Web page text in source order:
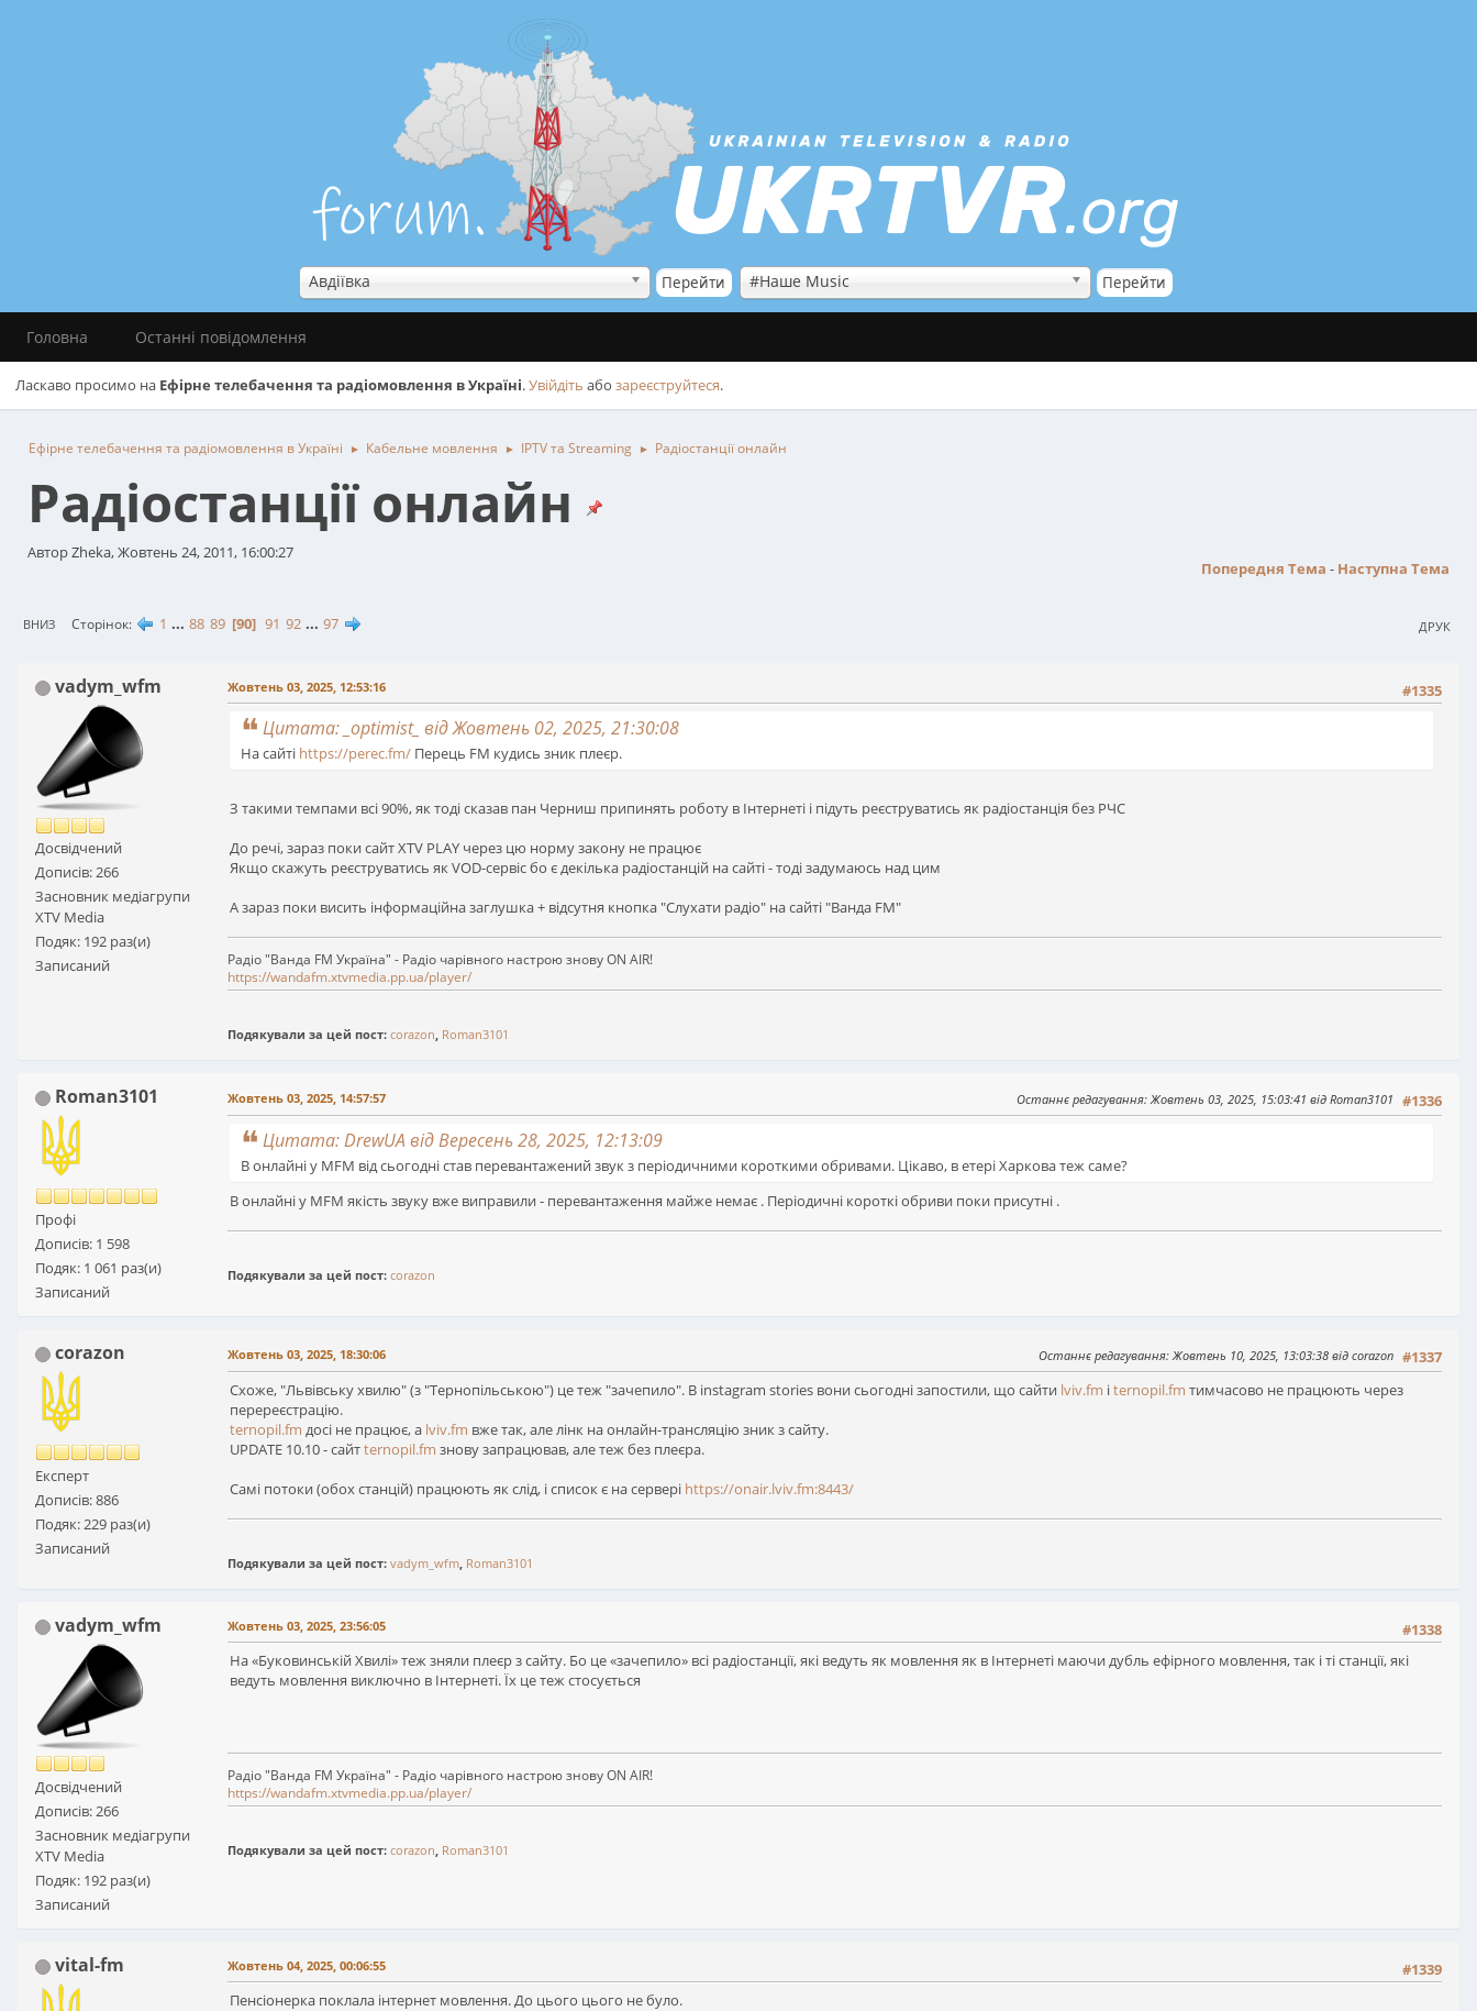
Авдіївка #Наше Music
Головна Останні повідомлення
Ласкаво просимо на Ефірне телебачення та радіомовлення в Україні.Увійдіть або зареєструйтеся.
Ефірне телебачення та радіомовлення в Україні ► Кабельне мовлення ► IPTV та Streaming ► Радіостанції онлайн
Радіостанції онлайн
Автор Zheka, Жовтень 24, 2011, 16:00:27
Попередня Тема - Наступна Тема
ДРУК
ВНИЗ Сторінок 1 ... 88 89 90 91 92 ... 97
vadym_wfm
Досвідчений
Дописів: 266
Засновник медіагрупи
XTV Media
Подяк: 192 раз(и)
Записаний
#1335
Жовтень 03, 2025, 12:53:16
Цитата: _optimist_ від Жовтень 02, 2025, 21:30:08
На сайті https://perec.fm/ Перець FM кудись зник плеєр.
З такими темпами всі 90%, як тоді сказав пан Черниш припинять роботу в Інтернеті і підуть реєструватись як радіостанція без РЧС
До речі, зараз поки сайт XTV PLAY через цю норму закону не працює
Якщо скажуть реєструватись як VOD-сервіс бо є декілька радіостанцій на сайті - тоді задумаюсь над цим
А зараз поки висить інформаційна заглушка + відсутня кнопка "Слухати радіо" на сайті "Ванда FM"
Радіо "Ванда FM Україна" - Радіо чарівного настрою знову ON AIR!
https://wandafm.xtvmedia.pp.ua/player/
Подякували за цей пост: corazon, Roman3101
Roman3101
Профі
Дописів: 1 598
Подяк: 1 061 раз(и)
Записаний
#1336
Жовтень 03, 2025, 14:57:57 Останнє редагування: Жовтень 03, 2025, 15:03:41 від Roman3101
Цитата: DrewUA від Вересень 28, 2025, 12:13:09
В онлайні у MFM від сьогодні став перевантажений звук з періодичними короткими обривами. Цікаво, в етері Харкова теж саме?
В онлайні у MFM якість звуку вже виправили - перевантаження майже немає . Періодичні короткі обриви поки присутні .
Подякували за цей пост: corazon
corazon
Експерт
Дописів: 886
Подяк: 229 раз(и)
Записаний
#1337
Жовтень 03, 2025, 18:30:06 Останнє редагування: Жовтень 10, 2025, 13:03:38 від corazon
Схоже, "Львівську хвилю" (з "Тернопільською") це теж "зачепило". В instagram stories вони сьогодні запостили, що сайти lviv.fm іternopil.fm тимчасово не працюють через
перереєстрацію.
ternopil.fm досі не працює, а lviv.fm вже так, але лінк на онлайн-трансляцію зник з сайту.
UPDATE 10.10 - сайтternopil.fm знову запрацював, але теж без плеєра.
Самі потоки (обох станцій) працюють як слід, і список є на сервері https://onair.lviv.fm:8443/
Подякували за цей пост: vadym_wfm, Roman3101
vadym_wfm
Досвідчений
Дописів: 266
Засновник медіагрупи
XTV Media
Подяк: 192 раз(и)
Записаний
#1338
Жовтень 03, 2025, 23:56:05
На «Буковинській Хвилі» теж зняли плеєр з сайту. Бо це «зачепило» всі радіостанції, які ведуть як мовлення як в Інтернеті маючи дубль ефірного мовлення, так і ті станції, які
ведуть мовлення виключно в Інтернеті. Їх це теж стосується
Радіо "Ванда FM Україна" - Радіо чарівного настрою знову ON AIR!
https://wandafm.xtvmedia.pp.ua/player/
Подякували за цей пост: corazon, Roman3101
vital-fm #1339
Жовтень 04, 2025, 00:06:55
Пенсіонерка поклала інтернет мовлення. До цього цього не було.